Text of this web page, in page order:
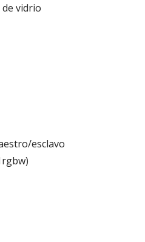
vidrio
esclavo